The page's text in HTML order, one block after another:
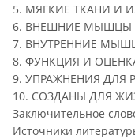
5. МЯГКИЕ ТКАНИ И
6. ВНЕШНИЕ МЫШЦЫ
7. ВНУТРЕННИЕ
8. ФУНКЦИЯ И
9. УПРАЖНЕНИЯ ДЛЯ
10. СОЗДАНЫ ДЛЯ
Заключительное
Источники